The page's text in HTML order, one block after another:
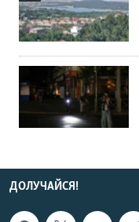
ДОЛУЧАЙСЯ!